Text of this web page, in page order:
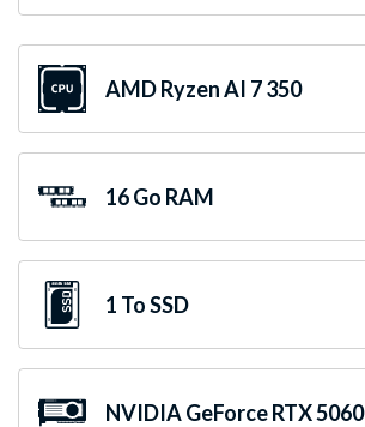
AMD Ryzen AI 7 350
16 Go RAM
1 To SSD
NVIDIA GeForce RTX 5060